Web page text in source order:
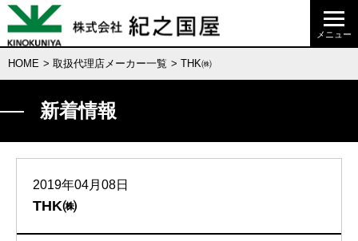
HOME > 取扱代理店メーカー一覧 > THK㈱
新着情報
2019年04月08日
THK㈱